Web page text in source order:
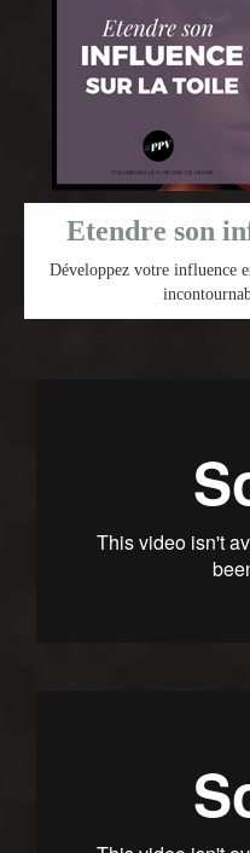
Etendre son
Développez votre influence